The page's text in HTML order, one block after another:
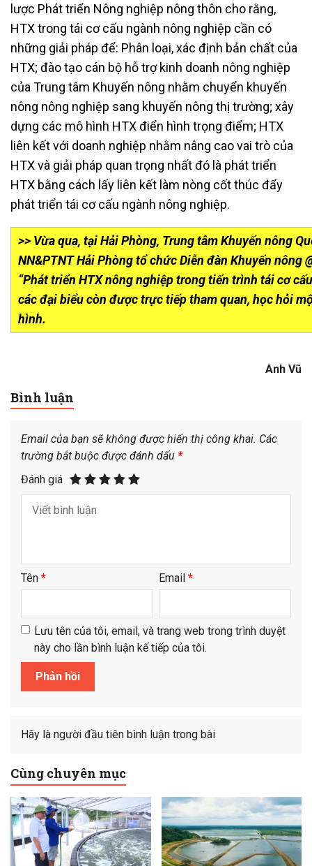
lược Phát triển Nông nghiệp nông thôn cho rằng,
HTX trong tái cơ cấu ngành nông nghiệp cần có
những giải pháp để: Phân loại, xác định bản chất của
HTX; đào tạo cán bộ hỗ trợ kinh doanh nông nghiệp
của Trung tâm Khuyến nông nhằm chuyển khuyến
nông nông nghiệp sang khuyến nông thị trường; xây
dựng các mô hình HTX điển hình trọng điểm; HTX
liên kết với doanh nghiệp nhằm nâng cao vai trò của
HTX và giải pháp quan trọng nhất đó là phát triển
HTX bằng cách lấy liên kết làm nòng cốt thúc đẩy
phát triển tái cơ cấu ngành nông nghiệp.
>> Vừa qua, tại Hải Phòng, Trung tâm Khuyến nông
NN&PTNT Hải Phòng tổ chức Diễn đàn Khuyến nông
“Phát triển HTX nông nghiệp trong tiến trình tái cơ
các đại biểu còn được trực tiếp tham quan, học hỏi
hình.
Anh Vũ
Bình luận
Email của bạn sẽ không được hiển thị công khai. Các
trường bắt buộc được đánh dấu *
Đánh giá
Tên * Email *
Lưu tên của tôi, email, và trang web trong trình duyệt
này cho lần bình luận kế tiếp của tôi.
Hãy là người đầu tiên bình luận trong bài
Cùng chuyên mục